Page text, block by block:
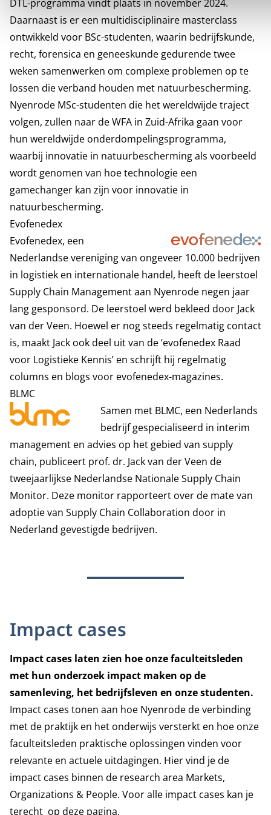
DTL-programma vindt plaats in november 2024.
Daarnaast is er een multidisciplinaire masterclass
ontwikkeld voor BSc-studenten, waarin bedrijfskunde,
recht, forensica en geneeskunde gedurende twee
weken samenwerken om complexe problemen op te
lossen die verband houden met natuurbescherming.
Nyenrode MSc-studenten die het wereldwijde traject
volgen, zullen naar de WFA in Zuid-Afrika gaan voor
hun wereldwijde onderdompelingsprogramma,
waarbij innovatie in natuurbescherming als voorbeeld
wordt genomen van hoe technologie een
gamechanger kan zijn voor innovatie in
natuurbescherming.
Evofenedex
Evofenedex, een
Nederlandse vereniging van ongeveer 10.000 bedrijven
in logistiek en internationale handel, heeft de leerstoel
Supply Chain Management aan Nyenrode negen jaar
lang gesponsord. De leerstoel werd bekleed door Jack
van der Veen. Hoewel er nog steeds regelmatig contact
is, maakt Jack ook deel uit van de ‘evofenedex Raad
voor Logistieke Kennis’ en schrijft hij regelmatig
columns en blogs voor evofenedex-magazines.
BLMC
Samen met BLMC, een Nederlands
bedrijf gespecialiseerd in interim
management en advies op het gebied van supply
chain, publiceert prof. dr. Jack van der Veen de
tweejaarlijkse Nederlandse Nationale Supply Chain
Monitor. Deze monitor rapporteert over de mate van
adoptie van Supply Chain Collaboration door in
Nederland gevestigde bedrijven.
Impact cases
Impact cases laten zien hoe onze faculteitsleden
met hun onderzoek impact maken op de
samenleving, het bedrijfsleven en onze studenten.
Impact cases tonen aan hoe Nyenrode de verbinding
met de praktijk en het onderwijs versterkt en hoe onze
faculteitsleden praktische oplossingen vinden voor
relevante en actuele uitdagingen. Hier vind je de
impact cases binnen de research area Markets,
Organizations & People. Voor alle impact cases kan je
terecht op deze pagina.